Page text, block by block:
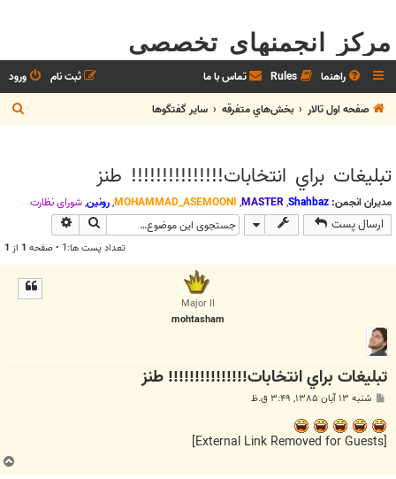
مرکز انجمنهای تخصصی
راهنما Rules تماس با ما ورود
ثبت نام
صفحه اول تالار
بخش‌‌هاي متفرقه ساير گفتگوها
س
تبليغات براي انتخابات!!!!!!!!!!!!!!! طنز
مدیران انجمن: Shahbaz
,
MASTER
,
MOHAMMAD_ASEMOONI
,رونین,شوراي نظارت
ارسال پست جستجو
تعداد پست ها:1 • صفحه 1 از 1
Major II
mohtasham
تبليغات براي انتخابات!!!!!!!!!!!!!!! طنز
ت
شنبه ۱۳ آبان ۱۳۸۵, ۳:۴۹ ق.ظ
[External Link Removed for Guests]